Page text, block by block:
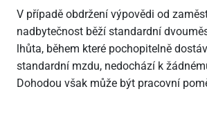
V případě obdržení výpovědi od
nadbytečnost běží standardní
lhůta, během které pochopitelně
standardní mzdu, nedochází k
Dohodou však může být pracovní